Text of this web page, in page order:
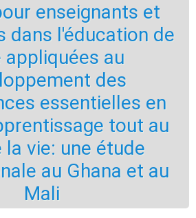
enseignants et
dans l'éducation de
appliquées au
des
essentielles en
tout au
la vie: une étude
au Ghana et au
Mali